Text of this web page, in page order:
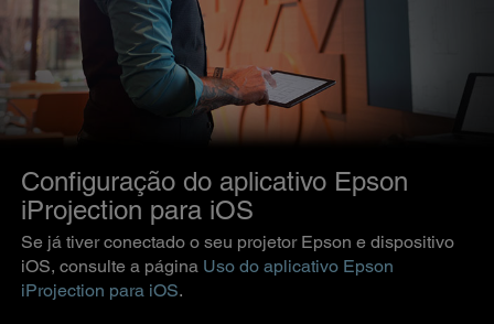
Configuração do aplicativo Epson
iProjection para iOS
Se já tiver conectado o seu projetor Epson e dispositivo
iOS, consulte a página Uso do aplicativo Epson
iProjection para iOS.